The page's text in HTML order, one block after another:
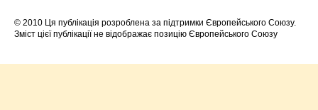
© 2010 Ця публікація розроблена за підтримки Європейського Союзу.
Зміст цієї публікації не відображає позицію Європейського Союзу